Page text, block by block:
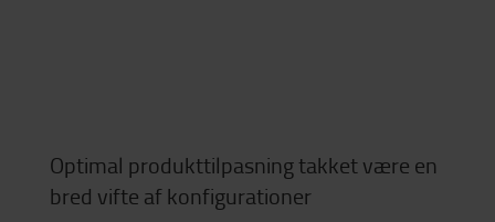
Optimal produkttilpasning takket være en
bred vifte af konfigurationer